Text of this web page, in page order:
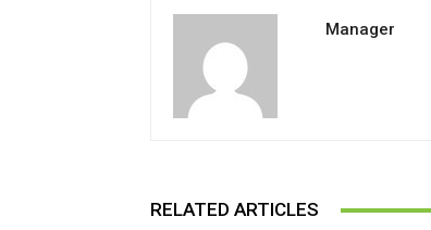
Manager
RELATED ARTICLES